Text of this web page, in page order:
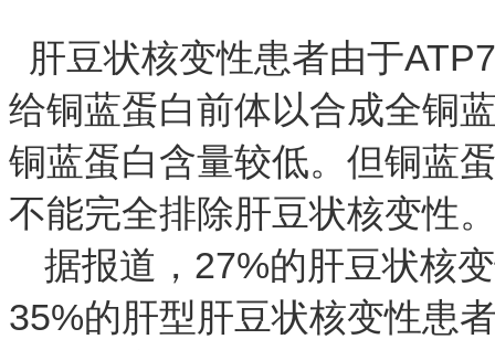
肝豆状核变性患者由于
给铜蓝蛋白前体以合成全铜
铜蓝蛋白含量较低。但铜蓝
不能完全排除肝豆状核变性
据报道， 27%的肝豆状核
35%的肝型肝豆状核变性患